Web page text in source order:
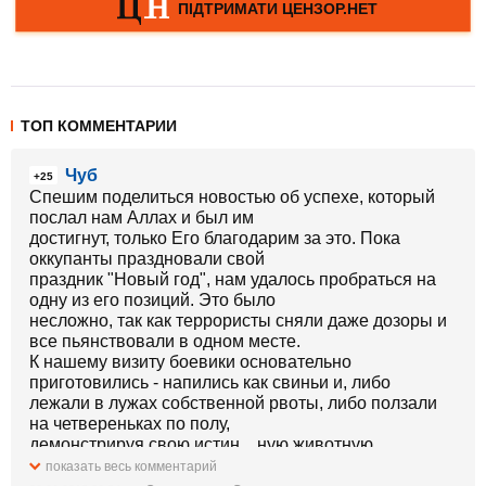
ТОП КОММЕНТАРИИ
+25
Чуб
Спешим поделиться новостью об успехе, который
послал нам Аллах и был им
достигнут, только Его благодарим за это. Пока
оккупанты праздновали свой
праздник "Новый год", нам удалось пробраться на
одну из его позиций. Это было
несложно, так как террористы сняли даже дозоры и
все пьянствовали в одном месте.
К нашему визиту боевики основательно
приготовились - напились как свиньи и, либо
лежали в лужах собственной рвоты, либо ползали
на четвереньках по полу,
демонстрируя свою истин…ную животную
сущность. На них было противно смотреть,
показать весь комментарий